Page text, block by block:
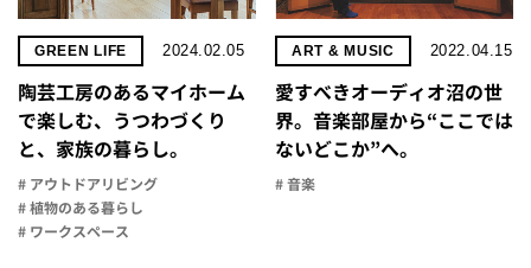
GREEN LIFE 2024.02.05
陶芸工房のあるマイホーム
で楽しむ、うつわづくり
と、家族の暮らし。
# アウトドアリビング
# 植物のある暮らし
# ワークスペース
ART & MUSIC 2022.04.15
愛すべきオーディオ沼の世
界。音楽部屋から“ここでは
ないどこか”へ。
# 音楽